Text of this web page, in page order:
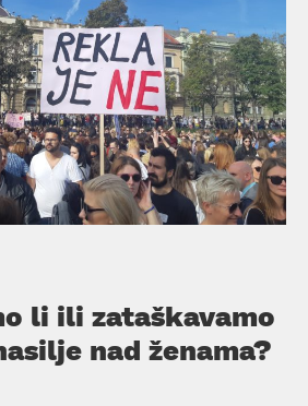
li ili zataškavamo
nad ženama?